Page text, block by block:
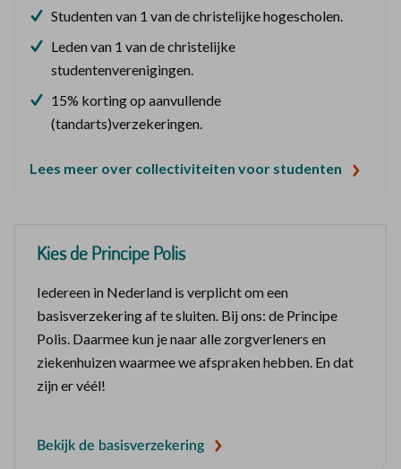
Studenten van 1 van de christelijke hogescholen.
Leden van 1 van de christelijke
studentenverenigingen.
15% korting op aanvullende
(tandarts)verzekeringen.
Lees meer over collectiviteiten voor studenten
Kies de Principe Polis
Iedereen in Nederland is verplicht om een
basisverzekering af te sluiten. Bij ons: de Principe
Polis. Daarmee kun je naar alle zorgverleners en
ziekenhuizen waarmee we afspraken hebben. En dat
zijn er véél!
Bekijk de basisverzekering